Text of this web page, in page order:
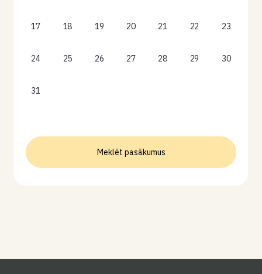
17 18 19 20 21 22 23
24 25 26 27 28 29 30
31
Meklēt pasākumus